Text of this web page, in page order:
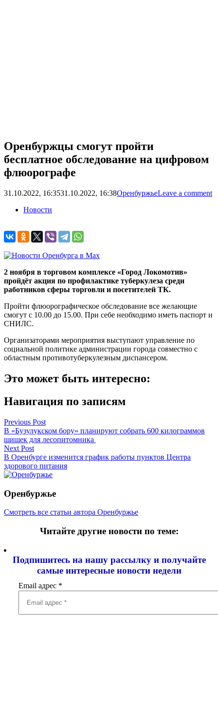
Оренбуржцы смогут пройти
бесплатное обследование на цифровом
флюорографе
31.10.2022, 16:3531.10.2022, 16:38ОренбуржьеLeave a comment
Новости
2 ноября в торговом комплексе «Город Локомотив»
пройдёт акция по профилактике туберкулеза среди
работников сферы торговли и посетителей ТК.
Пройти флюорографическое обследование все желающие
смогут с 10.00 до 15.00. При себе необходимо иметь паспорт и
СНИЛС.
Организаторами мероприятия выступают управление по
социальной политике администрации города совместно с
областным противотуберкулезным диспансером.
Это может быть интересно:
Навигация по записям
Previous Post
В «Бузулукском бору» планируют собрать 600 килограммов
шишек для лесопитомника
Next Post
В Оренбурге изменится график работы пунктов Центра
здорового питания
Оренбуржье
Смотреть все статьи автора Оренбуржье
Читайте другие новости по теме:
Подпишитесь на нашу рассылку и получайте
самые интересные новости недели
Email адрес *